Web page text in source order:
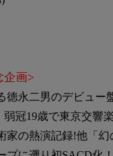
企画>
徳永二男のデビュー
冠19歳で東京交響
家の熱演記録!他「